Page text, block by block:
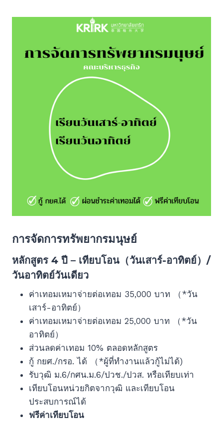
การจัดการทรัพยากรมนุษย์
หลักสูตร 4 ปี – เทียบโอน（วันเสาร์-อาทิตย์）/
วันอาทิตย์วันเดียว
ค่าเทอมเหมาจ่ายต่อเทอม 35,000 บาท （*วัน
เสาร์-อาทิตย์）
ค่าเทอมเหมาจ่ายต่อเทอม 25,000 บาท （*วัน
อาทิตย์）
ส่วนลดค่าเทอม 10% ตลอดหลักสูตร
กู้ กยศ./กรอ. ได้ （*ผู้ที่ทำงานแล้วกู้ไม่ได้)
รับวุฒิ ม.6/กศน.ม.6/ปวช./ปวส. หรือเทียบเท่า
เทียบโอนหน่วยกิตจากวุฒิ และเทียบโอน
ประสบการณ์ได้
ฟรีค่าเทียบโอน